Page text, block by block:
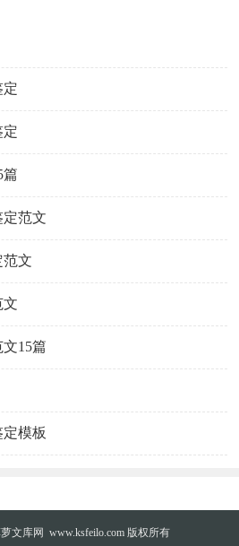
定
定
篇
范文
范文
文
15篇
模板
文库网 www.ksfeilo.com 版权所有